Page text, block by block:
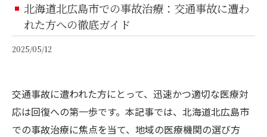
北海道北広島市での事故治療：交通事故に遭わ
れた方への徹底ガイド
2025/05/12
交通事故に遭われた方にとって、迅速かつ適切な医療対
応は回復への第一歩です。本記事では、北海道北広島市
での事故治療に焦点を当て、地域の医療機関の選び方